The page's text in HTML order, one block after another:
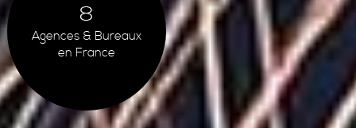
8
Agences & Bureaux
en France